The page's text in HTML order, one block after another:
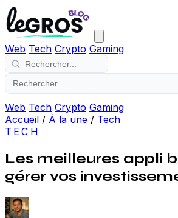
Web Tech Crypto Gaming
Web Tech Crypto Gaming
Accueil / À la une / Tech
TECH
Les meilleures appli
gérer vos